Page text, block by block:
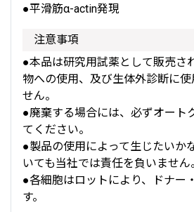
●平滑筋α-actin発現
注意事項
●本品は研究用試薬として販売さ
物への使用、及び生体外診断に
せん。
●廃棄する場合には、必ずオート
てください。
●製品の使用によって生じたいか
いても当社では責任を負いません
●各細胞はロットにより、ドナー
す。